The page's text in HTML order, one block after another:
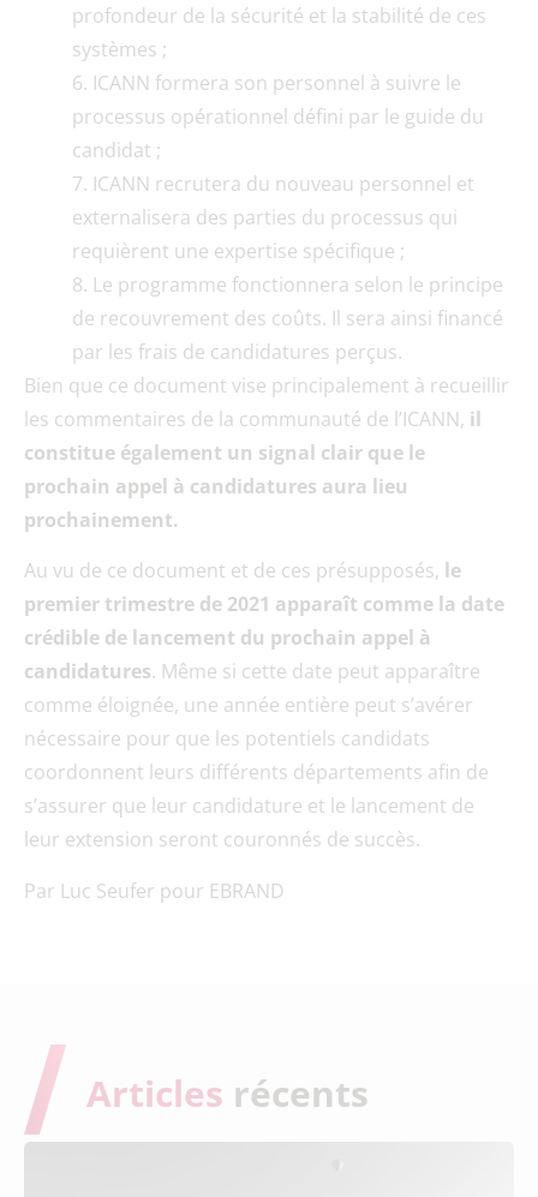
profondeur de la sécurité et la stabilité de ces
systèmes ;
ICANN formera son personnel à suivre le
processus opérationnel défini par le guide du
candidat ;
ICANN recrutera du nouveau personnel et
externalisera des parties du processus qui
requièrent une expertise spécifique ;
Le programme fonctionnera selon le principe
de recouvrement des coûts. Il sera ainsi financé
par les frais de candidatures perçus.
Bien que ce document vise principalement à recueillir
les commentaires de la communauté de l’ICANN, il
constitue également un signal clair que le
prochain appel à candidatures aura lieu
prochainement.
Au vu de ce document et de ces présupposés, le
premier trimestre de 2021 apparaît comme la date
crédible de lancement du prochain appel à
candidatures. Même si cette date peut apparaître
comme éloignée, une année entière peut s’avérer
nécessaire pour que les potentiels candidats
coordonnent leurs différents départements afin de
s’assurer que leur candidature et le lancement de
leur extension seront couronnés de succès.
Par Luc Seufer pour EBRAND
Articles récents